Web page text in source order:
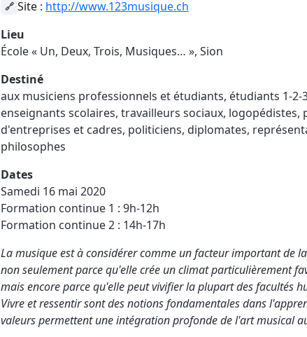
🔗 Site : http://www.123musique.ch
Lieu
École « Un, Deux, Trois, Musiques… », Sion
Destiné
aux musiciens professionnels et étudiants, étudiants 1-
enseignants scolaires, travailleurs sociaux,
d'entreprises et cadres, politiciens, diplomates,
philosophes
Dates
Samedi 16 mai 2020
Formation continue 1 : 9h-12h
Formation continue 2 : 14h-17h
La musique est à considérer comme un facteur important de
non seulement parce qu'elle crée un climat particulièrement
mais encore parce qu'elle peut vivifier la plupart des facultés
Vivre et ressentir sont des notions fondamentales dans
valeurs permettent une intégration profonde de l'art musical